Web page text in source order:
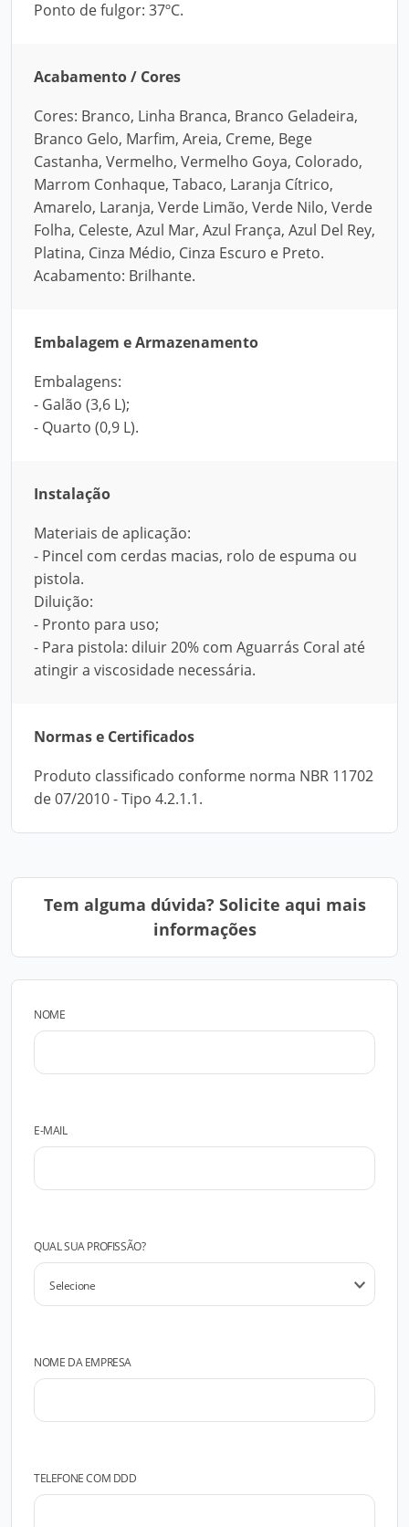
Ponto de fulgor: 37ºC.
Acabamento / Cores
Cores: Branco, Linha Branca, Branco Geladeira,
Branco Gelo, Marfim, Areia, Creme, Bege
Castanha, Vermelho, Vermelho Goya, Colorado,
Marrom Conhaque, Tabaco, Laranja Cítrico,
Amarelo, Laranja, Verde Limão, Verde Nilo, Verde
Folha, Celeste, Azul Mar, Azul França, Azul Del Rey,
Platina, Cinza Médio, Cinza Escuro e Preto.
Acabamento: Brilhante.
Embalagem e Armazenamento
Embalagens:
- Galão (3,6 L);
- Quarto (0,9 L).
Instalação
Materiais de aplicação:
- Pincel com cerdas macias, rolo de espuma ou
pistola.
Diluição:
- Pronto para uso;
- Para pistola: diluir 20% com Aguarrás Coral até
atingir a viscosidade necessária.
Normas e Certificados
Produto classificado conforme norma NBR 11702
de 07/2010 - Tipo 4.2.1.1.
Tem alguma dúvida? Solicite aqui mais
informações
NOME
E-MAIL
QUAL SUA PROFISSÃO?
NOME DA EMPRESA
TELEFONE COM DDD